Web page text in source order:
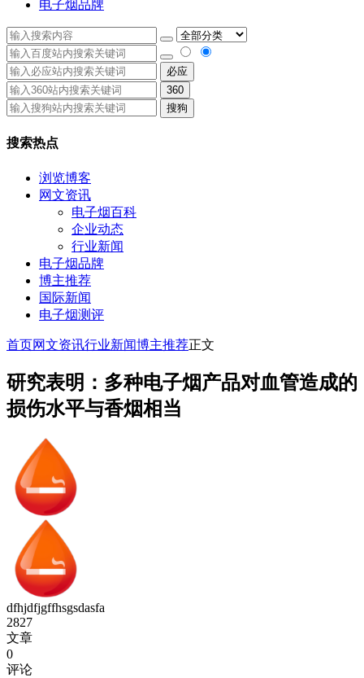
电子烟品牌
必应
360
搜狗
搜索热点
浏览博客
网文资讯
电子烟百科
企业动态
行业新闻
电子烟品牌
博主推荐
国际新闻
电子烟测评
首页网文资讯行业新闻博主推荐正文
研究表明：多种电子烟产品对血管造成的
损伤水平与香烟相当
dfhjdfjgffhsgsdasfa
2827
文章
0
评论